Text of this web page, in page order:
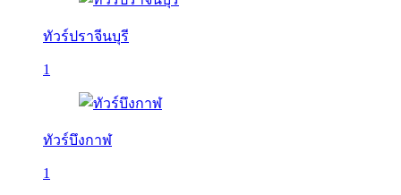
ทัวร์ปราจีนบุรี
1
ทัวร์บึงกาฬ
1